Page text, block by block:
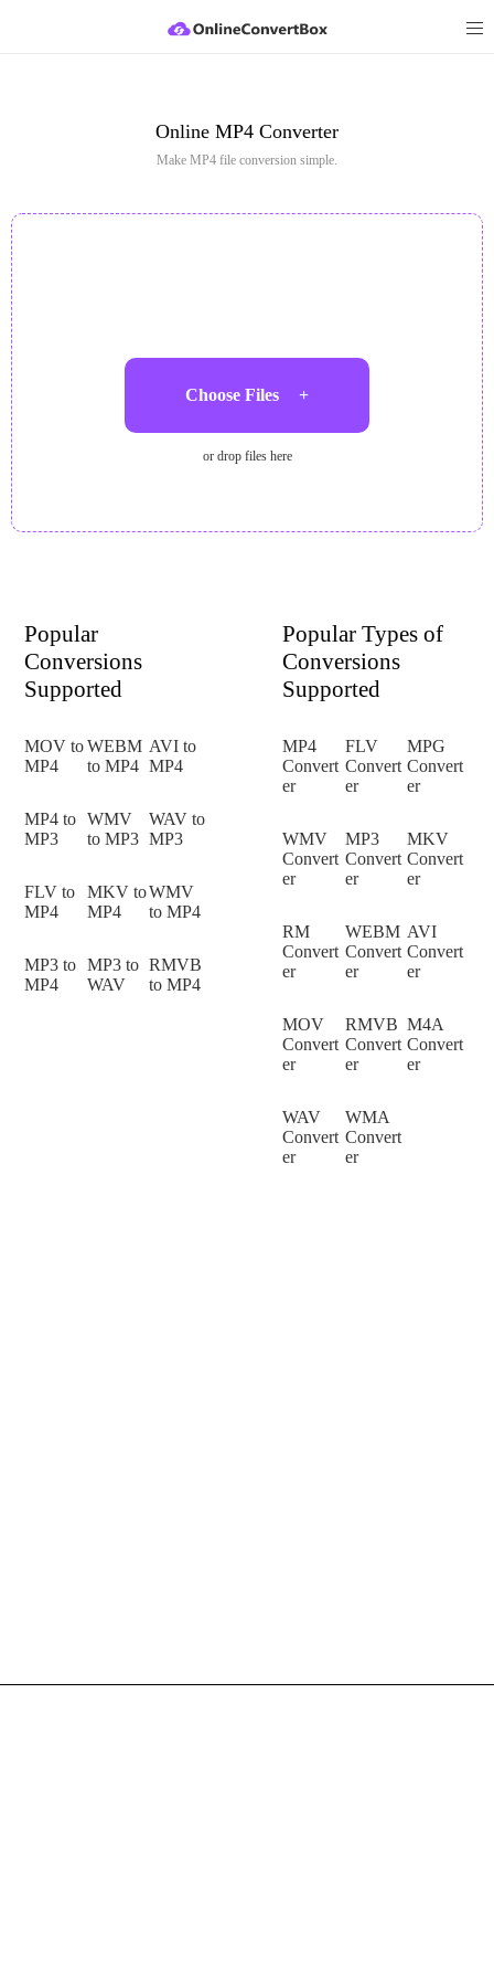
Online MP4 Converter
Make MP4 file conversion simple.
Choose Files +
or drop files here
Popular
Conversions
Supported
MOV to
MP4
WEBM
to MP4
AVI to
MP4
MP4 to
MP3
WMV
to MP3
WAV to
MP3
FLV to
MP4
MKV to
MP4
WMV
to MP4
MP3 to
MP4
MP3 to
WAV
RMVB
to MP4
Popular Types of
Conversions
Supported
MP4
Convert
er
FLV
Convert
er
MPG
Convert
er
WMV
Convert
er
MP3
Convert
er
MKV
Convert
er
RM
Convert
er
WEBM
Convert
er
AVI
Convert
er
MOV
Convert
er
RMVB
Convert
er
M4A
Convert
er
WAV
Convert
er
WMA
Convert
er